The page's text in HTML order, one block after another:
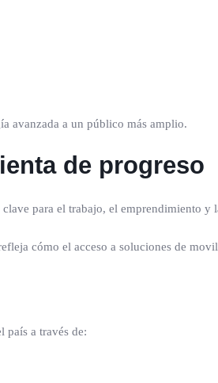
avanzada a un público más amplio.
de progreso
para el trabajo, el emprendimiento
cómo el acceso a soluciones de
país a través de: